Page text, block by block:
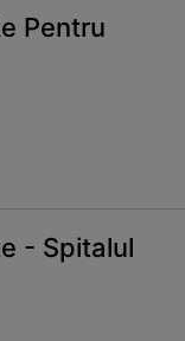
Pentru
- Spitalul